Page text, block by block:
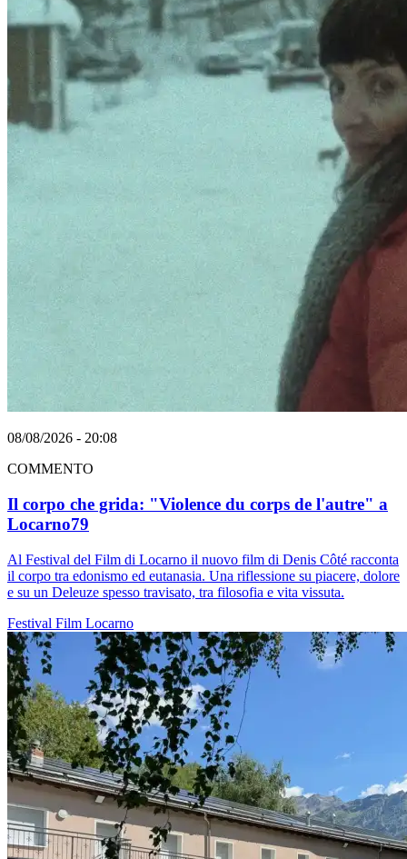
08/08/2026 - 20:08
COMMENTO
Il corpo che grida: "Violence du corps de l'autre" a
Locarno79
Al Festival del Film di Locarno il nuovo film di Denis Côté racconta
il corpo tra edonismo ed eutanasia. Una riflessione su piacere, dolore
e su un Deleuze spesso travisato, tra filosofia e vita vissuta.
Festival Film Locarno